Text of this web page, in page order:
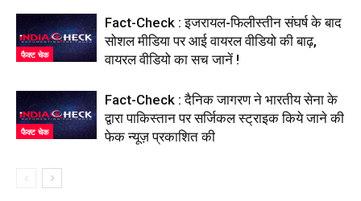
फैक्ट चेक
Fact-Check : इजरायल-फिलीस्तीन संघर्ष के बाद
सोशल मीडिया पर आई वायरल वीडियो की बाढ़,
वायरल वीडियो का सच जानें !
फैक्ट चेक
Fact-Check : दैनिक जागरण ने भारतीय सेना के
द्वारा पाकिस्तान पर सर्जिकल स्ट्राइक किये जाने की
फेक न्यूज़ प्रकाशित की